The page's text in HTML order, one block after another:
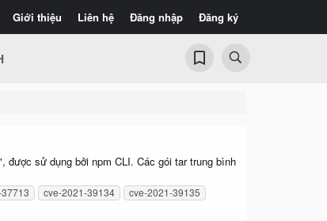
Giới thiệu Liên hệ Đăng nhập Đăng ký
được sử dụng bởi npm CLI. Các gói tar trung bình
cve-2021-39134
cve-2021-39135